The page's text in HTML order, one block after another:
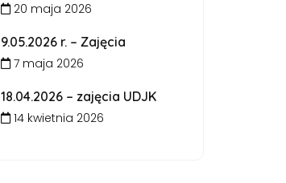
20 maja 2026
9.05.2026 r. – Zajęcia
7 maja 2026
18.04.2026 – zajęcia UDJK
14 kwietnia 2026